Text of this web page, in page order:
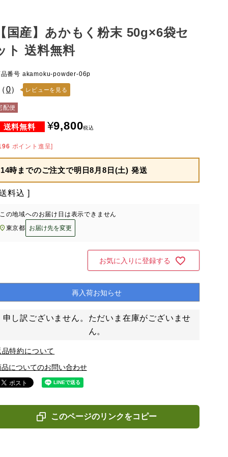
国産】あかもく粉末 50g×6袋セ
ト 送料無料
番号 akamoku-powder-06p
0） レビューを見る
配便
¥9,800税込
ポイント進呈]
14時までのご注文で明日8月8日(土) 発送
料込
の地域へのお届け日は表示できません
東京都
お届け先を変更
お気に入りに登録する
再入荷お知らせ
申し訳ございません。ただいま在庫がございませ
ん。
品特約について
品についてのお問い合わせ
このページのリンクをコピー